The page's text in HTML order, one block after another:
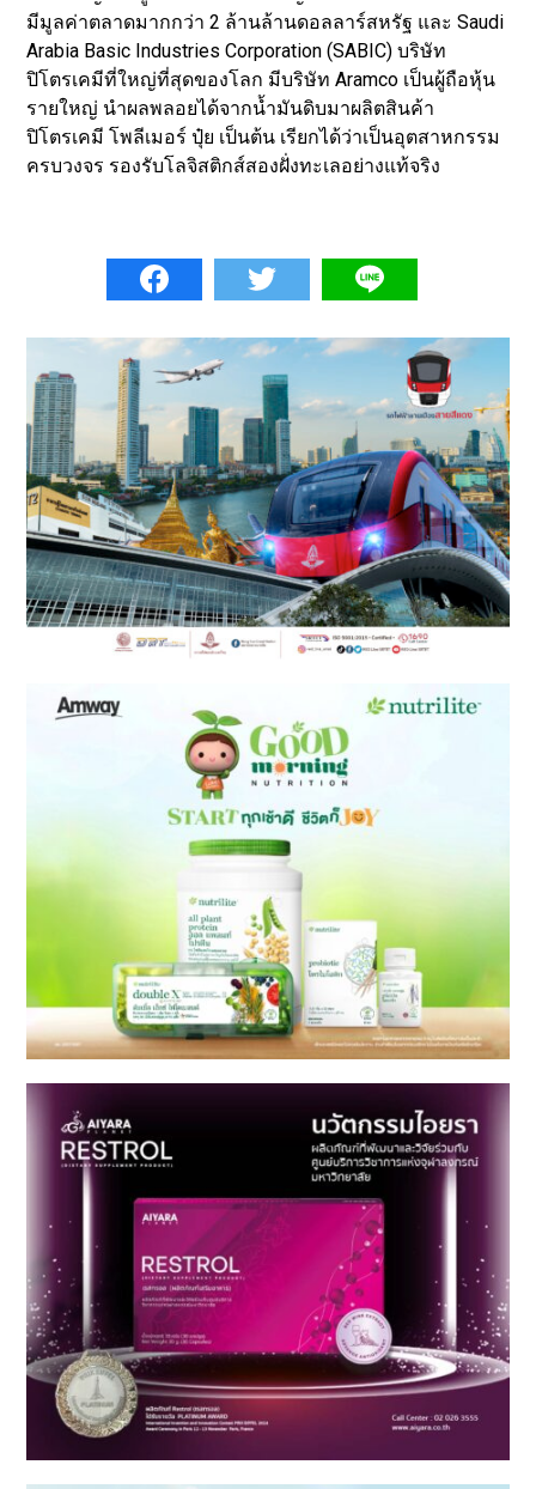
มีมูลค่าตลาดมากกว่า 2 ล้านล้านดอลลาร์สหรัฐ และ Saudi
Arabia Basic Industries Corporation (SABIC) บริษัท
ปิโตรเคมีที่ใหญ่ที่สุดของโลก มีบริษัท Aramco เป็นผู้ถือหุ้น
รายใหญ่ นำผลพลอยได้จากน้ำมันดิบมาผลิตสินค้า
ปิโตรเคมี โพลีเมอร์ ปุ๋ย เป็นต้น เรียกได้ว่าเป็นอุตสาหกรรม
ครบวงจร รองรับโลจิสติกส์สองฝั่งทะเลอย่างแท้จริง